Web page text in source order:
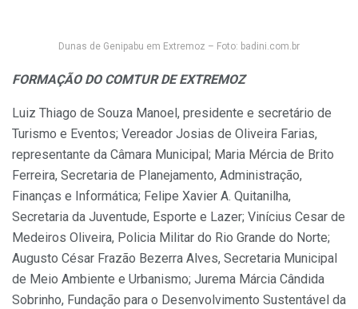
Dunas de Genipabu em Extremoz – Foto: badini.com.br
FORMAÇÃO DO COMTUR DE EXTREMOZ
Luiz Thiago de Souza Manoel, presidente e secretário de
Turismo e Eventos; Vereador Josias de Oliveira Farias,
representante da Câmara Municipal; Maria Mércia de Brito
Ferreira, Secretaria de Planejamento, Administração,
Finanças e Informática; Felipe Xavier A. Quitanilha,
Secretaria da Juventude, Esporte e Lazer; Vinícius Cesar de
Medeiros Oliveira, Policia Militar do Rio Grande do Norte;
Augusto César Frazão Bezerra Alves, Secretaria Municipal
de Meio Ambiente e Urbanismo; Jurema Márcia Cândida
Sobrinho, Fundação para o Desenvolvimento Sustentável da